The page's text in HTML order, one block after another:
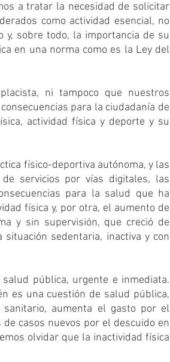
a tratar la necesidad de solicitar
como actividad esencial, no
sobre todo, la importancia de su
en una norma como es la Ley del
ni tampoco que nuestros
para la ciudadanía de
actividad física y deporte y su
físico-deportiva autónoma, y las
servicios por vías digitales, las
para la salud que ha
física y, por otra, el aumento de
y sin supervisión, que creció de
sedentaria, inactiva y con
pública, urgente e inmediata.
es una cuestión de salud pública,
aumenta el gasto por el
casos nuevos por el descuido en
olvidar que la inactividad física